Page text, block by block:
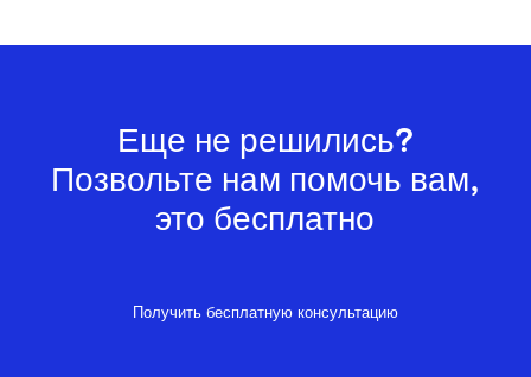
Еще не решились?
Позвольте нам помочь вам,
это бесплатно
Получить бесплатную консультацию